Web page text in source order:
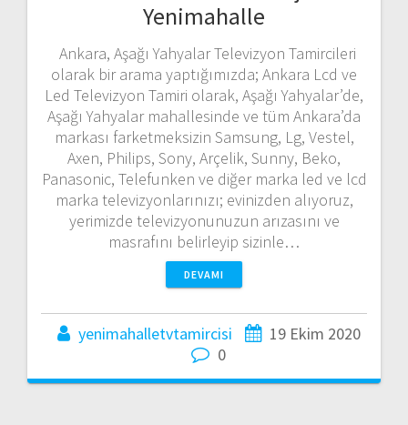
Yenimahalle
Ankara, Aşağı Yahyalar Televizyon Tamircileri
olarak bir arama yaptığımızda; Ankara Lcd ve
Led Televizyon Tamiri olarak, Aşağı Yahyalar’de,
Aşağı Yahyalar mahallesinde ve tüm Ankara’da
markası farketmeksizin Samsung, Lg, Vestel,
Axen, Philips, Sony, Arçelik, Sunny, Beko,
Panasonic, Telefunken ve diğer marka led ve lcd
marka televizyonlarınızı; evinizden alıyoruz,
yerimizde televizyonunuzun arızasını ve
masrafını belirleyip sizinle…
DEVAMI
yenimahalletvtamircisi
19 Ekim 2020
0